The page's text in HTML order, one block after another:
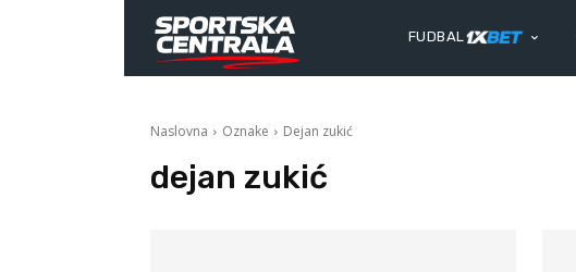
FUDBAL
Naslovna Oznake Dejan zukić
dejan zukić